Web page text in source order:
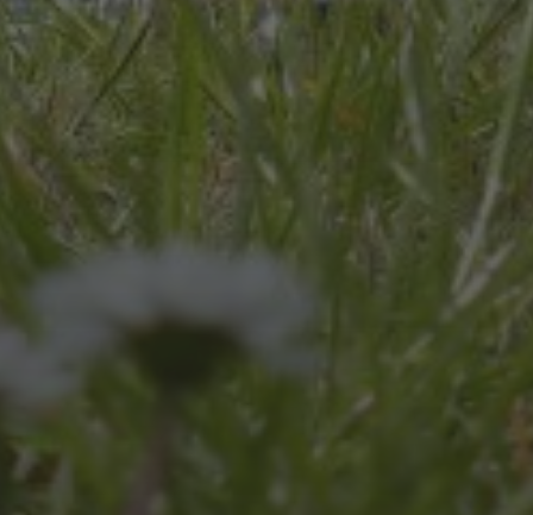
JULI 8, 2026
UNSER SCHUL-/SPORTFEST